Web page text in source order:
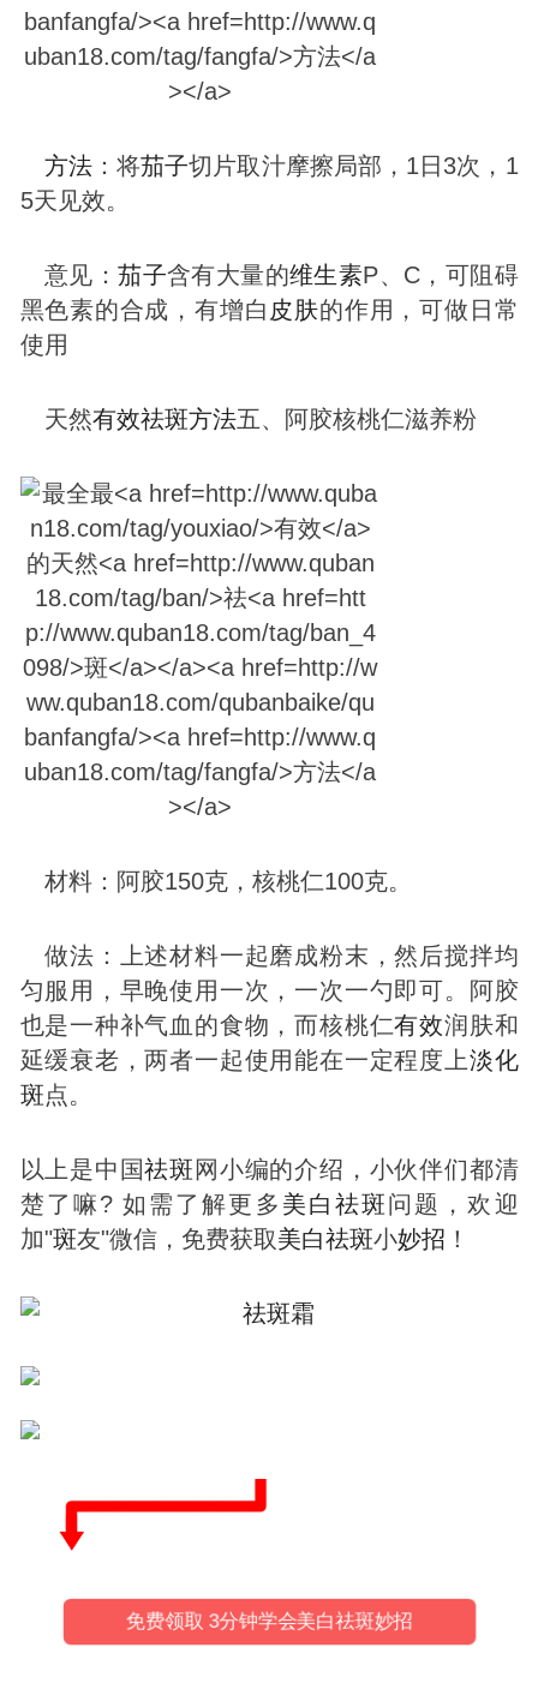
方法：将茄子切片取汁摩擦局部，1日3次，1
5天见效。
意见：茄子含有大量的维生素P、C，可阻碍
黑色素的合成，有增白 皮肤的作用，可做日常
使用
天然有效祛斑方法五、阿胶核桃仁滋养粉
材料：阿胶150克，核桃仁100克。
做法：上述材料一起磨成粉末，然后搅拌均
匀服用，早晚使用一次，一次一勺即可。阿胶
也是一种补气血的食物，而核桃仁有效润肤和
延缓衰老，两者一起使用能在一定程度上淡化
斑点。
以上是中国祛斑 网小编的介绍，小伙伴们都清
楚了嘛? 如需了解更多 美白 祛斑问题，欢迎
加"斑友"微信，免费获取美白祛斑小妙招 ！
免费领取 3分钟学会美白祛斑妙招